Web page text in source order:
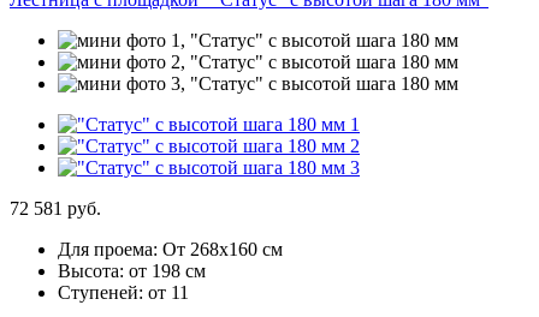
72 581 руб.
Для проема: От 268х160 см
Высота: от 198 см
Ступеней: от 11